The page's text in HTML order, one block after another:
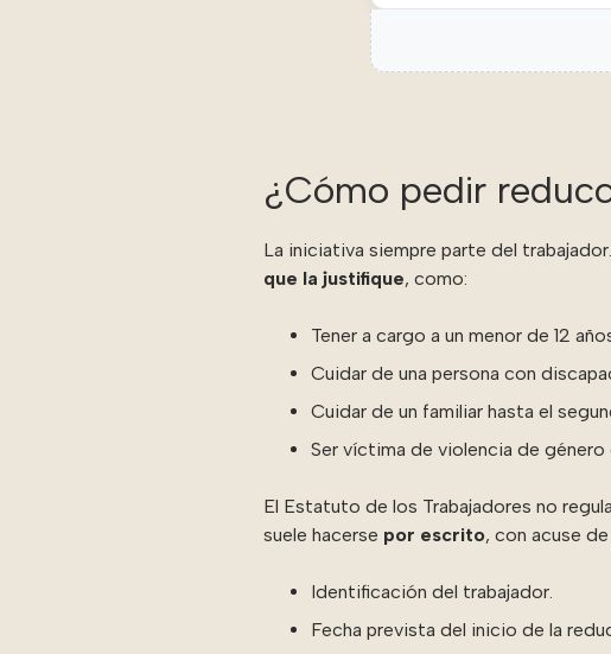
¿Cómo pedir
La iniciativa siempre parte del
que la justifique, como:
Tener a cargo a un menor de 12
Cuidar de una persona con
Cuidar de un familiar hasta el
Ser víctima de violencia de género
El Estatuto de los Trabajadores no
suele hacerse por escrito, con acuse
Identificación del trabajador.
Fecha prevista del inicio de la